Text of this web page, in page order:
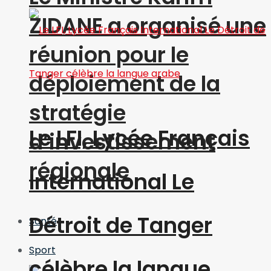
ZIDANE a organisé une
réunion pour le
déploiement de la
stratégie
d’investissement
régionale
Santé
Sport
Le LFI, Lycée Français
International Le
Détroit de Tanger